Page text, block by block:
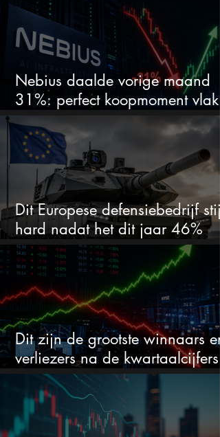
Nebius daalde vorige maand
31%: perfect koopmoment vlak
voor kwartaalcijfers?
Dit Europese defensiebedrijf
hard nadat het dit jaar 46%
daalde: mooie koopkans?
Dit zijn de grootste winnaars en
verliezers na de kwartaalcijfers
(2 springen eruit)